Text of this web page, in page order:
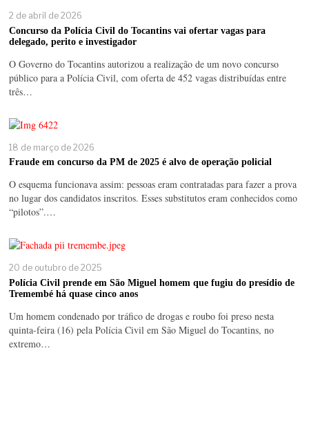
2 de abril de 2026
Concurso da Polícia Civil do Tocantins vai ofertar vagas para
delegado, perito e investigador
O Governo do Tocantins autorizou a realização de um novo concurso
público para a Polícia Civil, com oferta de 452 vagas distribuídas entre
três…
18 de março de 2026
Fraude em concurso da PM de 2025 é alvo de operação policial
O esquema funcionava assim: pessoas eram contratadas para fazer a prova
no lugar dos candidatos inscritos. Esses substitutos eram conhecidos como
“pilotos”.…
20 de outubro de 2025
Polícia Civil prende em São Miguel homem que fugiu do presídio de
Tremembé há quase cinco anos
Um homem condenado por tráfico de drogas e roubo foi preso nesta
quinta-feira (16) pela Polícia Civil em São Miguel do Tocantins, no
extremo…